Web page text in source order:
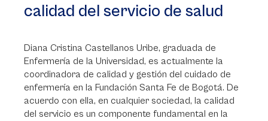
calidad del servicio de salud
Diana Cristina Castellanos Uribe, graduada de
Enfermería de la Universidad, es actualmente la
coordinadora de calidad y gestión del cuidado de
enfermería en la Fundación Santa Fe de Bogotá. De
acuerdo con ella, en cualquier sociedad, la calidad
del servicio es un componente fundamental en la